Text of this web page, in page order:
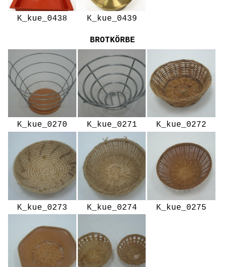
K_kue_0438 K_kue_0439
BROTKÖRBE
K_kue_0270 K_kue_0271 K_kue_0272
K_kue_0273 K_kue_0274 K_kue_0275